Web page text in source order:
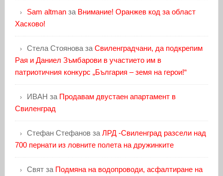
Sam altmanза Внимание! Оранжев код за област
Хасково!
Стела Стояноваза Свиленградчани, да подкрепим
Рая и Даниел Зъмбарови в участието им в
патриотичния конкурс „България – земя на герои!“
ИВАН за Продавам двустаен апартамент в
Свиленград
Стефан Стефановза ЛРД -Свиленград разсели над
700 пернати из ловните полета на дружинките
Святза Подмяна на водопроводи, асфалтиране на